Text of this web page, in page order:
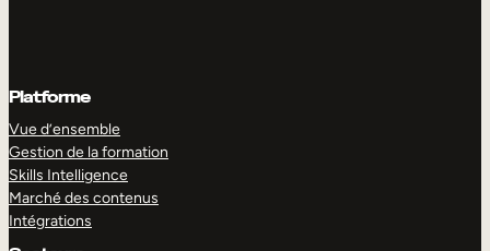
Platforme
Vue d’ensemble
Gestion de la formation
Skills Intelligence
Marché des contenus
Intégrations